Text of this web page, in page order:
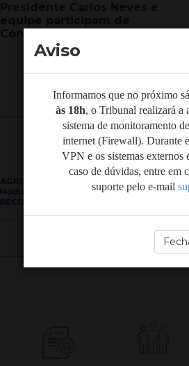
Presidente Carlos Neves e
equipe participam de
Congresso de Comunicação
Aviso
Informamos que no próximo
às 18h, o Tribunal realizará a
sistema de monitoramento
internet (Firewall). Durante
VPN e os sistemas externos
caso de dúvidas, entre em
suporte pelo e-mail